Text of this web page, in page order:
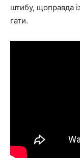
штибу, щоправда
гати.